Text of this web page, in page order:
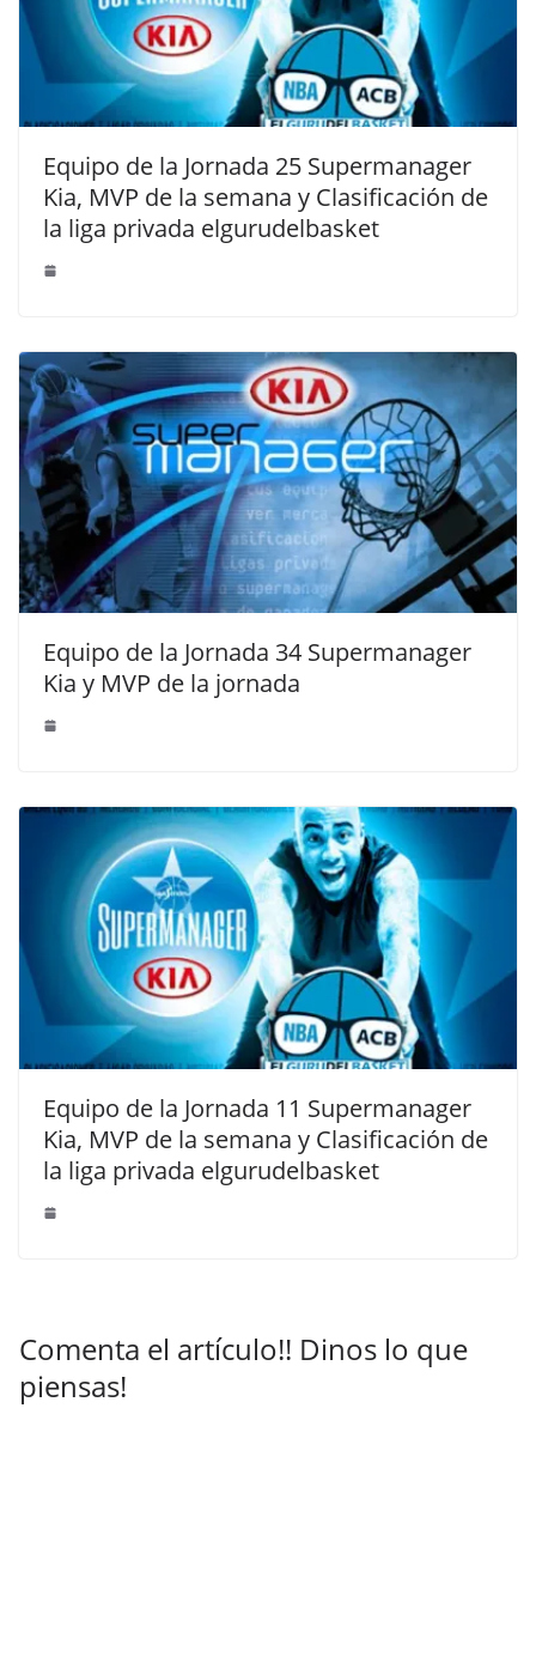
Equipo de la Jornada 25 Supermanager
Kia, MVP de la semana y Clasificación de
la liga privada elgurudelbasket
Equipo de la Jornada 34 Supermanager
Kia y MVP de la jornada
Equipo de la Jornada 11 Supermanager
Kia, MVP de la semana y Clasificación de
la liga privada elgurudelbasket
Comenta el artículo!! Dinos lo que
piensas!